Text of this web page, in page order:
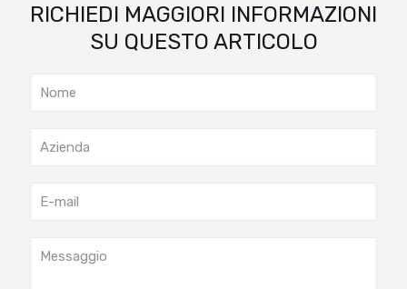
RICHIEDI MAGGIORI INFORMAZIONI
SU QUESTO ARTICOLO